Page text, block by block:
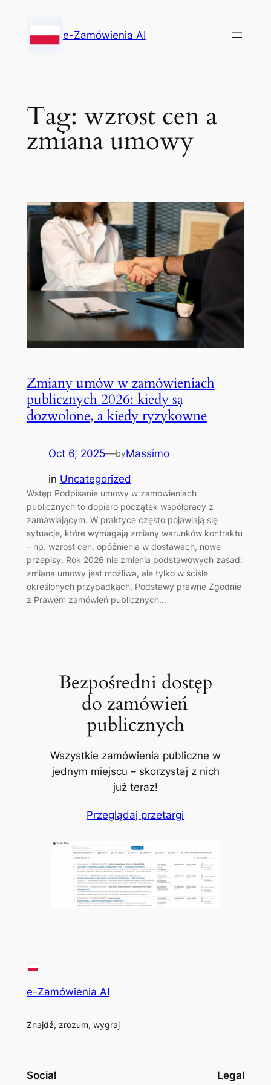
content
e-Zamówienia AI
Tag: wzrost cen a
zmiana umowy
Zmiany umów w zamówieniach
publicznych 2026: kiedy są
dozwolone, a kiedy ryzykowne
Oct 6, 2025—byMassimo
in Uncategorized
Wstęp Podpisanie umowy w zamówieniach
publicznych to dopiero początek współpracy z
zamawiającym. W praktyce często pojawiają się
sytuacje, które wymagają zmiany warunków kontraktu
– np. wzrost cen, opóźnienia w dostawach, nowe
przepisy. Rok 2026 nie zmienia podstawowych zasad:
zmiana umowy jest możliwa, ale tylko w ściśle
określonych przypadkach. Podstawy prawne Zgodnie
z Prawem zamówień publicznych…
Bezpośredni dostęp
do zamówień
publicznych
Wszystkie zamówienia publiczne w
jednym miejscu – skorzystaj z nich
już teraz!
Przeglądaj przetargi
e-Zamówienia AI
Znajdź, zrozum, wygraj
Social Legal